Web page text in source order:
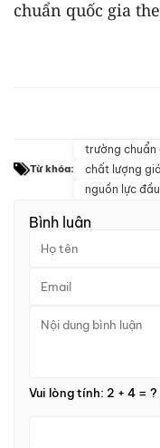
chuẩn quốc gia
Từ khóa:
trường chuẩn
chất lượng
nguồn lực
Bình luận
Vui lòng tính: 2 + 4 = ?